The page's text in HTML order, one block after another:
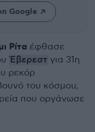
Google
Ρίτα έφθασε
Έβερεστ για 31η
ρεκόρ
του κόσμου,
που οργάνωσε